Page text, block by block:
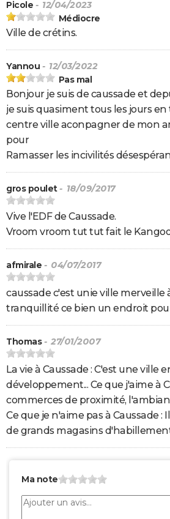
Picole - 12/04/2023
Médiocre
Ville de crétins.
Yannou - 12/03/2022
Pas mal
Bonjour je suis de caussade et
je suis quasiment tous les jours
centre ville aconpagner de mon
pour
Ramasser les incivilités
gros poulet- 18/09/2017
Vive l'EDF de Caussade.
Vroom vroom tut tut fait le
afmirale - 04/07/2017
caussade c'est unie ville merveille
tranquillité ce bien un endroit
Thomas- 27/01/2007
La vie à Caussade : C'est une ville
développement... Ce que j'aime à
commerces de proximité,
Ce que je n'aime pas à Caussade :
de grands magasins
Ma note